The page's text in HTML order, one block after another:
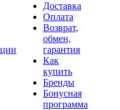
Доставка
Оплата
Возврат,
обмен,
гарантия
Как
купить
Бренды
Бонусная
программа